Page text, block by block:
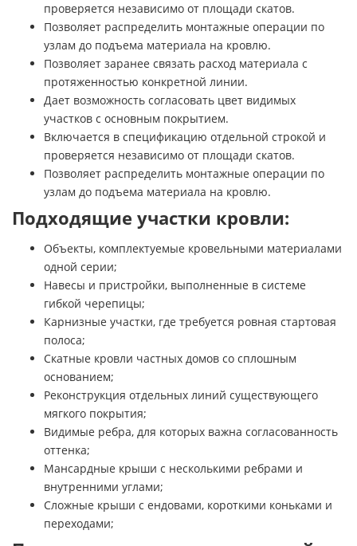
проверяется независимо от площади скатов.
Позволяет распределить монтажные операции по
узлам до подъема материала на кровлю.
Позволяет заранее связать расход материала с
протяженностью конкретной линии.
Дает возможность согласовать цвет видимых
участков с основным покрытием.
Включается в спецификацию отдельной строкой и
проверяется независимо от площади скатов.
Позволяет распределить монтажные операции по
узлам до подъема материала на кровлю.
Подходящие участки кровли:
Объекты, комплектуемые кровельными материалами
одной серии;
Навесы и пристройки, выполненные в системе
гибкой черепицы;
Карнизные участки, где требуется ровная стартовая
полоса;
Скатные кровли частных домов со сплошным
основанием;
Реконструкция отдельных линий существующего
мягкого покрытия;
Видимые ребра, для которых важна согласованность
оттенка;
Мансардные крыши с несколькими ребрами и
внутренними углами;
Сложные крыши с ендовами, короткими коньками и
переходами;